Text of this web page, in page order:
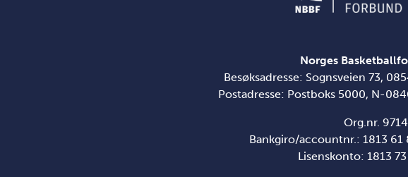
Norges
Besøksadresse: Sognsveien 73,
Postadresse: Postboks 5000, N-
Org.nr.
Bankgiro/accountnr.: 1813 61
Lisenskonto: 1813